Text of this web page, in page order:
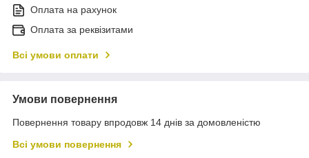
Оплата на рахунок
Оплата за реквізитами
Всі умови оплати
Умови повернення
Повернення товару впродовж 14 днів за домовленістю
Всі умови повернення